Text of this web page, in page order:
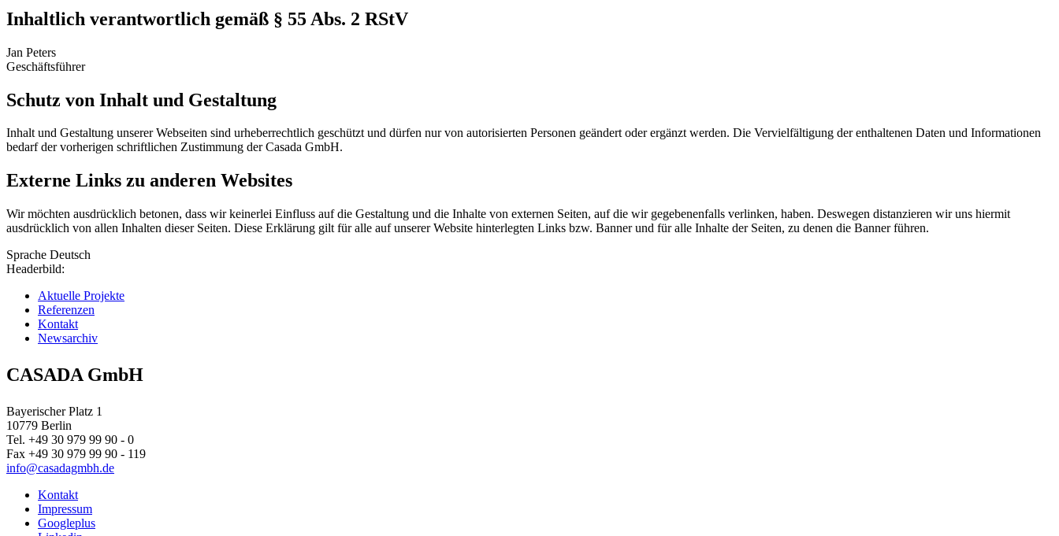
Inhaltlich verantwortlich gemäß § 55 Abs. 2 RStV
Jan Peters
Geschäftsführer
Schutz von Inhalt und Gestaltung
Inhalt und Gestaltung unserer Webseiten sind urheberrechtlich geschützt und dürfen nur von autorisierten Personen geändert oder ergänzt werden. Die Vervielfältigung der enthaltenen Daten und Informationen
bedarf der vorherigen schriftlichen Zustimmung der Casada GmbH.
Externe Links zu anderen Websites
Wir möchten ausdrücklich betonen, dass wir keinerlei Einfluss auf die Gestaltung und die Inhalte von externen Seiten, auf die wir gegebenenfalls verlinken, haben. Deswegen distanzieren wir uns hiermit
ausdrücklich von allen Inhalten dieser Seiten. Diese Erklärung gilt für alle auf unserer Website hinterlegten Links bzw. Banner und für alle Inhalte der Seiten, zu denen die Banner führen.
Sprache Deutsch
Headerbild:
Aktuelle Projekte
Referenzen
Kontakt
Newsarchiv
CASADAGmbH
Bayerischer Platz 1
10779 Berlin
Tel. +49 30 979 99 90 - 0
Fax +49 30 979 99 90 - 119
info@casadagmbh.de
Kontakt
Impressum
Googleplus